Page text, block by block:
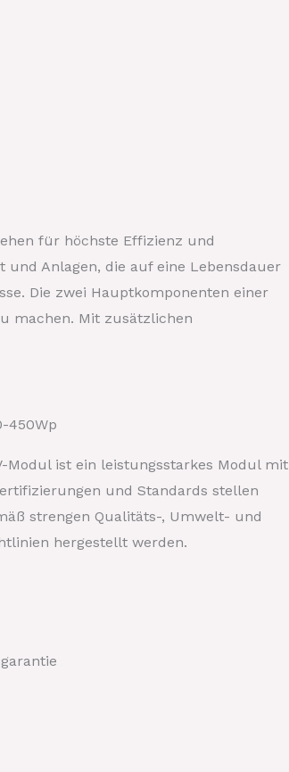
für höchste Effizienz und
Anlagen, die auf eine Lebensdauer
Die zwei Hauptkomponenten einer
machen. Mit zusätzlichen
450Wp
Modul ist ein leistungsstarkes Modul mit
und Standards stellen
strengen Qualitäts-, Umwelt- und
hergestellt werden.